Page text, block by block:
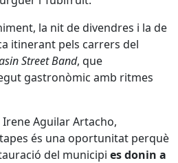
la nit de divendres i la de
itinerant pels carrers del
Street Band, que
gastronòmic amb ritmes
Aguilar Artacho,
és una oportunitat perquè
del municipi es donin a